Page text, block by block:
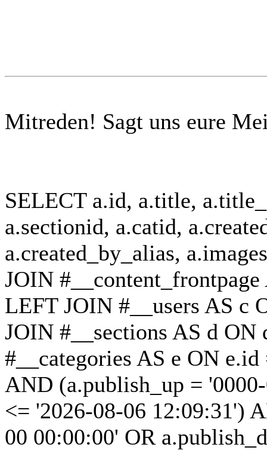
Mitreden! Sagt uns eure
SELECT a.id, a.title,
a.sectionid, a.catid,
a.created_by_alias,
JOIN
LEFT JOIN #__users AS c
JOIN #__sections AS d
#__categories AS e ON
AND (a.publish_up =
<= '2026-08-06 12:09:31')
00 00:00:00' OR